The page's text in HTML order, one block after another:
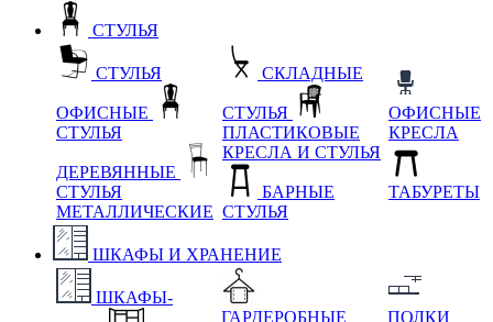
СТУЛЬЯ
СТУЛЬЯ
ОФИСНЫЕ
СТУЛЬЯ
ДЕРЕВЯННЫЕ
СТУЛЬЯ
МЕТАЛЛИЧЕСКИЕ
СКЛАДНЫЕ
СТУЛЬЯ
ПЛАСТИКОВЫЕ
КРЕСЛА И СТУЛЬЯ
БАРНЫЕ
СТУЛЬЯ
ОФИСНЫЕ
КРЕСЛА
ТАБУРЕТЫ
ШКАФЫ И ХРАНЕНИЕ
ШКАФЫ-
ГАРДЕРОБНЫЕ
ПОЛКИ